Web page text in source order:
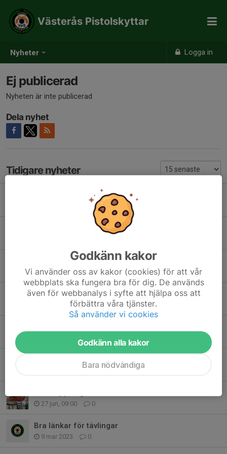
Nyheter Logga in
Västerås Pistolskyttar
Ej publicerad
Nyheten är inte publicerad
Dela nyhet
Tidigare nyheter
Revolversnabben och Pistolsnabben 9/8
ÖSM Precision
Igår, 08:33 0
Kretsfält
7 aug, 21:29 0
1
27 jun, 09:00 0
Bra länkar för tävlingar
9 mar 2023 0
Godkänn kakor
Vi använder oss av kakor (cookies) för att vår
webbplats ska fungera bra för dig. De används
även för webbanalys i syfte att hjälpa oss att
förbättra våra tjänster.
Så använder vi cookies
Godkänn alla kakor
Bara nödvändiga